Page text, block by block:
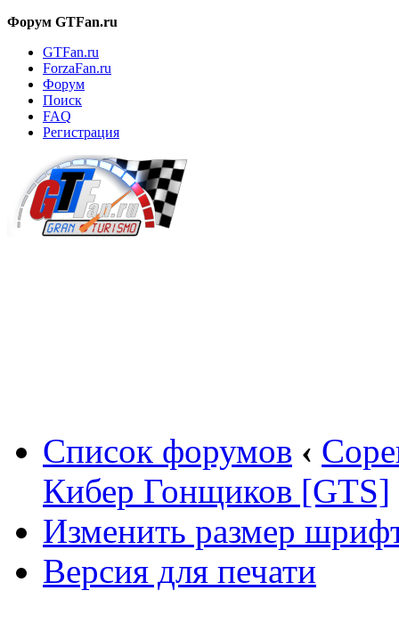
Форум GTFan.ru
GTFan.ru
ForzaFan.ru
Форум
Поиск
FAQ
Регистрация
Список форумов ‹
Кибер Гонщиков [GTS]
Изменить размер
Версия для печати